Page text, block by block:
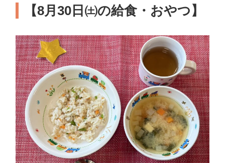
【8月30日㈯の給食・おやつ】